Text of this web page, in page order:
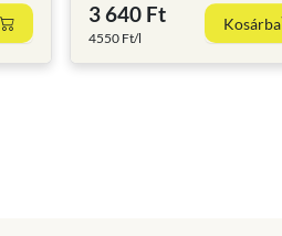
3 640 Ft
4550 Ft/l
Kosárba